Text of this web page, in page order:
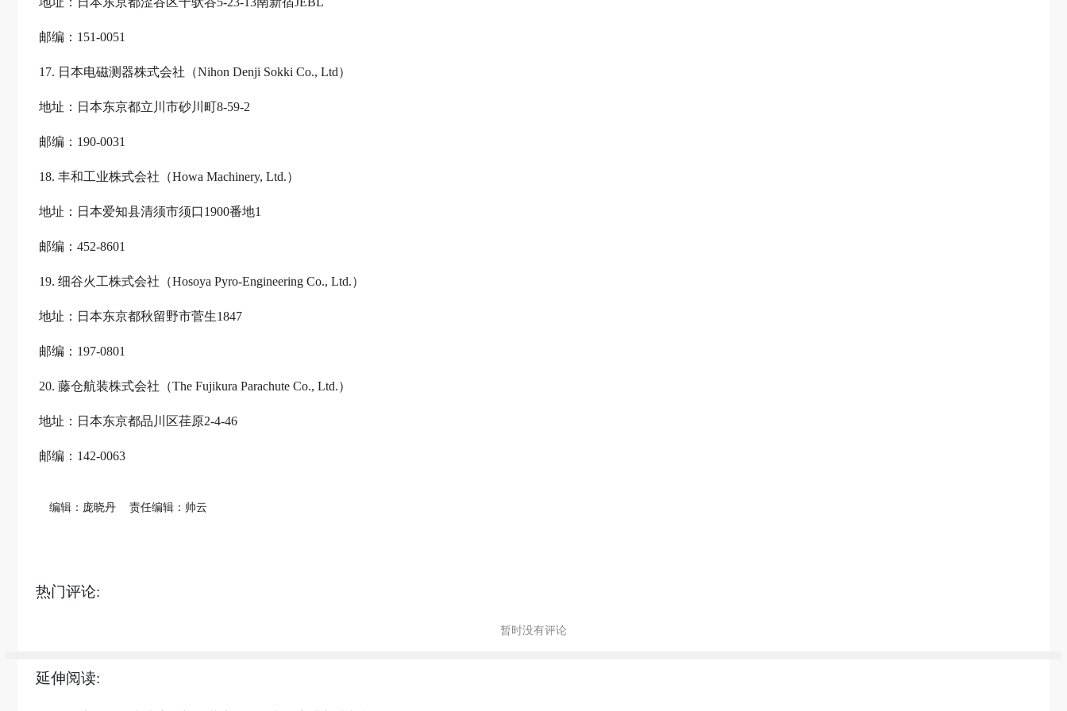
邮编：151-0051
17. 日本电磁测器株式会社（Nihon Denji Sokki Co., Ltd）
地址：日本东京都立川市砂川町8-59-2
邮编：190-0031
18. 丰和工业株式会社（Howa Machinery, Ltd.）
地址：日本爱知县清须市须口1900番地1
邮编：452-8601
19. 细谷火工株式会社（Hosoya Pyro-Engineering Co., Ltd.）
地址：日本东京都秋留野市菅生1847
邮编：197-0801
20. 藤仓航装株式会社（The Fujikura Parachute Co., Ltd.）
地址：日本东京都品川区荏原2-4-46
邮编：142-0063
编辑：庞晓丹 责任编辑：帅云
热门评论:
暂时没有评论
延伸阅读: